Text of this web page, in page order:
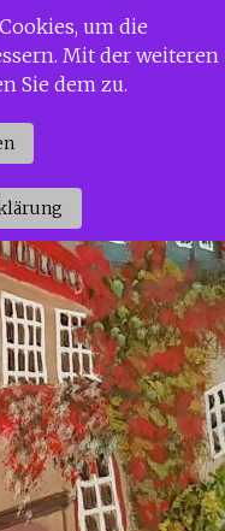
um die
Mit der weiteren
Sie dem zu.